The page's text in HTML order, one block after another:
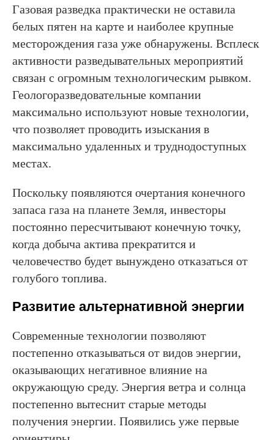
Газовая разведка практически не оставила
белых пятен на карте и наиболее крупные
месторождения газа уже обнаружены. Всплеск
активности разведывательных мероприятий
связан с огромным технологическим рывком.
Геологоразведовательные компании
максимально используют новые технологии,
что позволяет проводить изыскания в
максимально удаленных и труднодоступных
местах.
Поскольку появляются очертания конечного
запаса газа на планете Земля, инвесторы
постоянно пересчитывают конечную точку,
когда добыча актива прекратится и
человечество будет вынуждено отказаться от
голубого топлива.
Развитие альтернативной энергии
Современные технологии позволяют
постепенно отказываться от видов энергии,
оказывающих негативное влияние на
окружающую среду. Энергия ветра и солнца
постепенно вытеснит старые методы
получения энергии. Появились уже первые